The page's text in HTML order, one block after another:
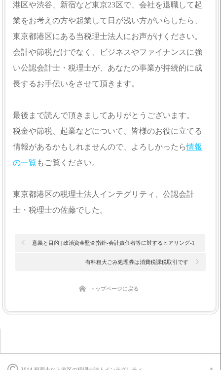
港区や渋谷、新宿など東京23区で、会社を退職して起
業をお考えの方や起業して日が浅い方がいらしたら、
東京都港区にある当税理士法人にお声がけください。
会計や節税だけでなく、ビジネスやファイナンスに強
い公認会計士・税理士が、あなたの事業が持続的に成
長するお手伝いをさせて頂きます。
最後まで読んで頂きましてありがとうございます。
税金や節税、起業などについて、皆様のお役に立てる
情報があるかもしれませんので、よろしかったら情報
の一覧 もご覧ください。
東京都港区の税理士法人インテグリティ、公認会計
士・税理士の佐藤でした。
意義と目的 | 政治資金監査指針-会計責任者等に対するヒアリング-1
有料粗大ごみ処理券は消費税課税取引です
トップページに戻る